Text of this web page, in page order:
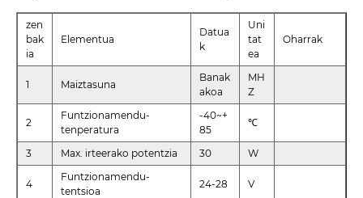
zen
bak
ia
Elementua
Datua
k
Uni
tat
ea
Oharrak
1 Maiztasuna
Banak
akoa
MH
Z
2
Funtzionamendu-
tenperatura
-40~+
85
℃
3 Max. irteerako potentzia 30 W
4
Funtzionamendu-
tentsioa
24-28 V